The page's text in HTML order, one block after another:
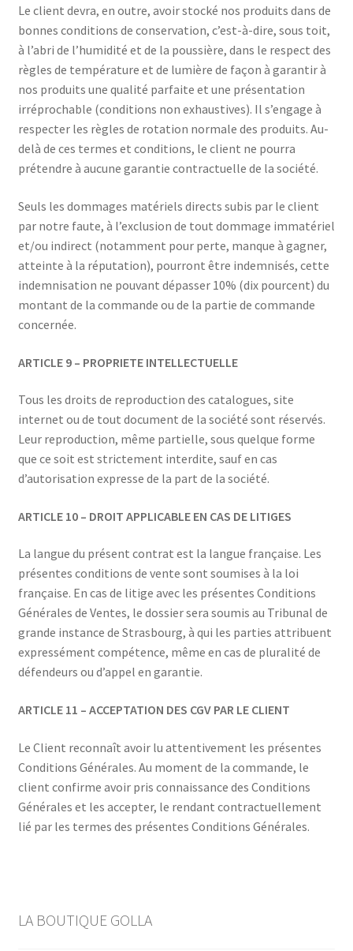
Le client devra, en outre, avoir stocké nos produits dans de
bonnes conditions de conservation, c’est-à-dire, sous toit,
à l’abri de l’humidité et de la poussière, dans le respect des
règles de température et de lumière de façon à garantir à
nos produits une qualité parfaite et une présentation
irréprochable (conditions non exhaustives). Il s’engage à
respecter les règles de rotation normale des produits. Au-
delà de ces termes et conditions, le client ne pourra
prétendre à aucune garantie contractuelle de la société.
Seuls les dommages matériels directs subis par le client
par notre faute, à l’exclusion de tout dommage immatériel
et/ou indirect (notamment pour perte, manque à gagner,
atteinte à la réputation), pourront être indemnisés, cette
indemnisation ne pouvant dépasser 10% (dix pourcent) du
montant de la commande ou de la partie de commande
concernée.
ARTICLE 9 – PROPRIETE INTELLECTUELLE
Tous les droits de reproduction des catalogues, site
internet ou de tout document de la société sont réservés.
Leur reproduction, même partielle, sous quelque forme
que ce soit est strictement interdite, sauf en cas
d’autorisation expresse de la part de la société.
ARTICLE 10 – DROIT APPLICABLE EN CAS DE LITIGES
La langue du présent contrat est la langue française. Les
présentes conditions de vente sont soumises à la loi
française. En cas de litige avec les présentes Conditions
Générales de Ventes, le dossier sera soumis au Tribunal de
grande instance de Strasbourg, à qui les parties attribuent
expressément compétence, même en cas de pluralité de
défendeurs ou d’appel en garantie.
ARTICLE 11 – ACCEPTATION DES CGV PAR LE CLIENT
Le Client reconnaît avoir lu attentivement les présentes
Conditions Générales. Au moment de la commande, le
client confirme avoir pris connaissance des Conditions
Générales et les accepter, le rendant contractuellement
lié par les termes des présentes Conditions Générales.
LA BOUTIQUE GOLLA